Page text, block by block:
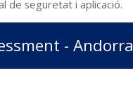
de seguretat i aplicació.
- Andorra